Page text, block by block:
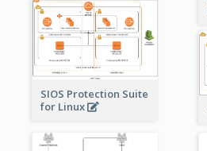
SIOS Protection Suite
for Linux